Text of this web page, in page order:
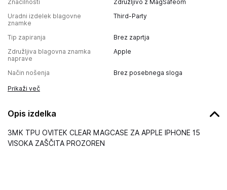
Značilnosti
Združljivo z MagSafeom
Uradni izdelek blagovne
znamke
Third-Party
Tip zapiranja
Brez zaprtja
Združljiva blagovna znamka
naprave
Apple
Način nošenja Brez posebnega sloga
Prikaži več
Opis izdelka
3MK TPU OVITEK CLEAR MAGCASE ZA APPLE IPHONE 15
VISOKA ZAŠČITA PROZOREN